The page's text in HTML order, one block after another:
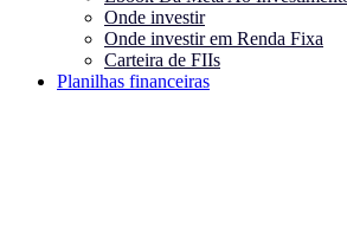
Onde investir
Onde investir em Renda Fixa
Carteira de FIIs
Planilhas financeiras